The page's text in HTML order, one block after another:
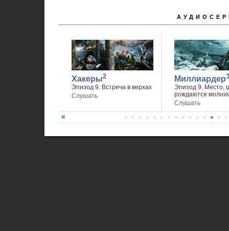
Хакеры2
Эпизод 9. Встреча в верхах
Слушать
Миллиардер3
Эпизод 9. Место,
рождаются
Слушать